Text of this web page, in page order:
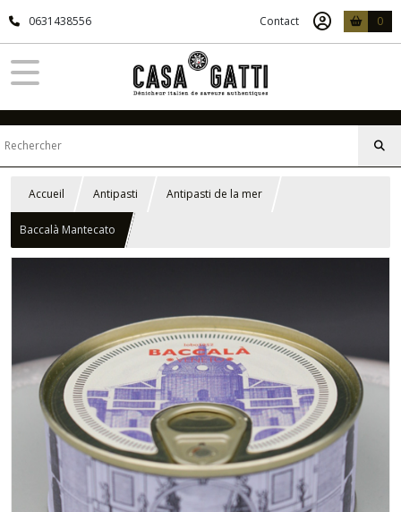
0631438556 Contact 0
Accueil Antipasti Antipasti de la mer
Baccalà Mantecato